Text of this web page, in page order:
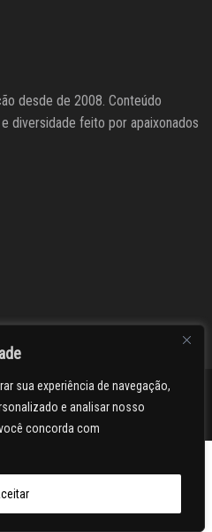
sua experiência de navegação,
e analisar nosso
concorda com
desde de 2008. Conteúdo
diversidade feito por apaixonados